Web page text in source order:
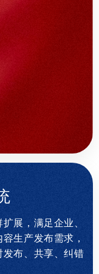
展，满足企业、
生产发布需求，
布、共享、纠错